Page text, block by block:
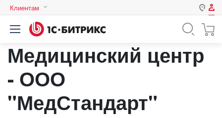
Клиентам
Казахстан
Беларусь
Авторизация
Зарегистрироваться
Пароль
Медицинский центр
- ООО
"МедСтандарт"